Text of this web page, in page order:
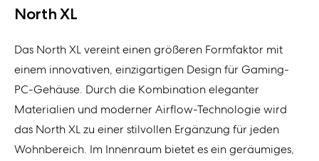
North XL
Das North XL vereint einen größeren Formfaktor mit
einem innovativen, einzigartigen Design für Gaming-
PC-Gehäuse. Durch die Kombination eleganter
Materialien und moderner Airflow-Technologie wird
das North XL zu einer stilvollen Ergänzung für jeden
Wohnbereich. Im Innenraum bietet es ein geräumiges,